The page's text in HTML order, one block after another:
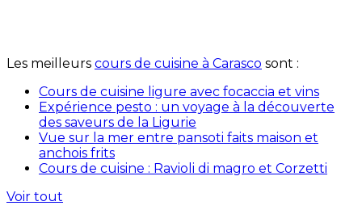
Les meilleurs cours de cuisine à Carasco sont :
Cours de cuisine ligure avec focaccia et vins
Expérience pesto : un voyage à la découverte
des saveurs de la Ligurie
Vue sur la mer entre pansoti faits maison et
anchois frits
Cours de cuisine : Ravioli di magro et Corzetti
Voir tout